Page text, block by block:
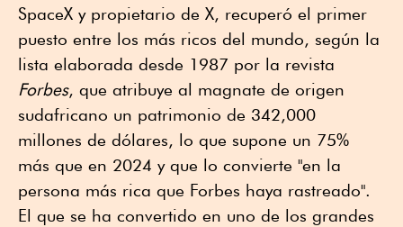
SpaceX y propietario de X, recuperó el primer
puesto entre los más ricos del mundo, según la
lista elaborada desde 1987 por la revista
Forbes, que atribuye al magnate de origen
sudafricano un patrimonio de 342,000
millones de dólares, lo que supone un 75%
más que en 2024 y que lo convierte "en la
persona más rica que Forbes haya rastreado".
El que se ha convertido en uno de los grandes